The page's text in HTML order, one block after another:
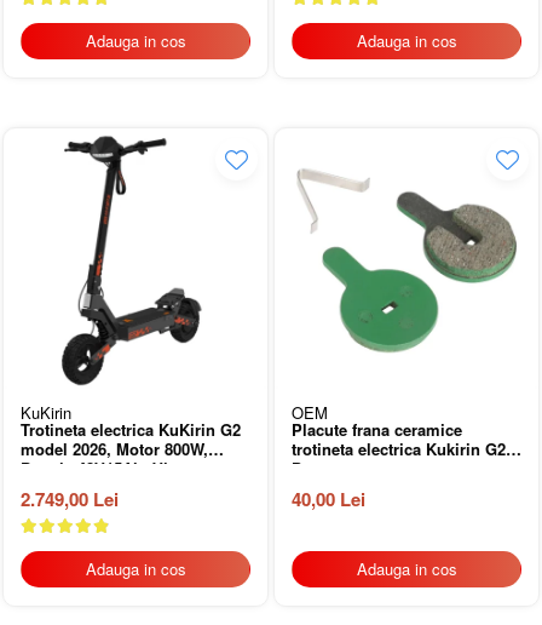
Adauga in cos Adauga in cos
KuKirin
Trotineta electrica KuKirin G2
model 2026, Motor 800W,
Baterie 48V15Ah, Viteza
maxima 45km/h, Autonomie
maxima 55km
2.749,00 Lei
Adauga in cos
OEM
Placute frana ceramice
trotineta electrica Kukirin G2
Pro
40,00 Lei
Adauga in cos